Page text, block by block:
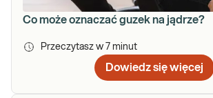
Co może oznaczać guzek na jądrze?
Przeczytasz w 7 minut
Dowiedz się więcej